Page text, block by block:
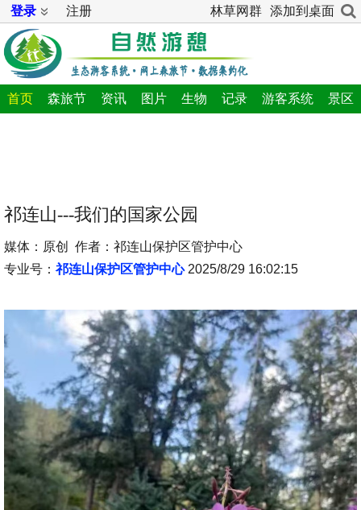
登录 注册 林草网群 添加到桌面
首页 森旅节 资讯 图片 生物 记录 游客系统 景区
祁连山---我们的国家公园
媒体：原创 作者：祁连山保护区管护中心
专业号：祁连山保护区管护中心 2025/8/29 16:02:15